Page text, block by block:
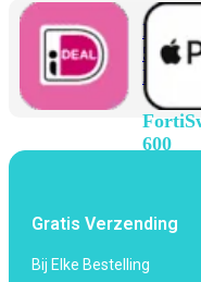
548D-
FPOE
600
624F
FPOE
Gratis Verzending
Bij Elke Bestelling